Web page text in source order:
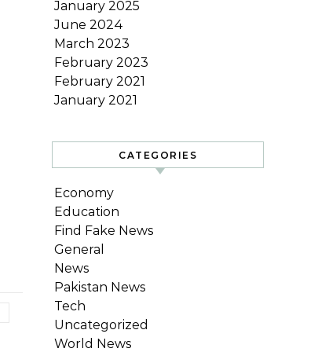
January 2025
June 2024
March 2023
February 2023
February 2021
January 2021
CATEGORIES
Economy
Education
Find Fake News
General
News
Pakistan News
Tech
Uncategorized
World News